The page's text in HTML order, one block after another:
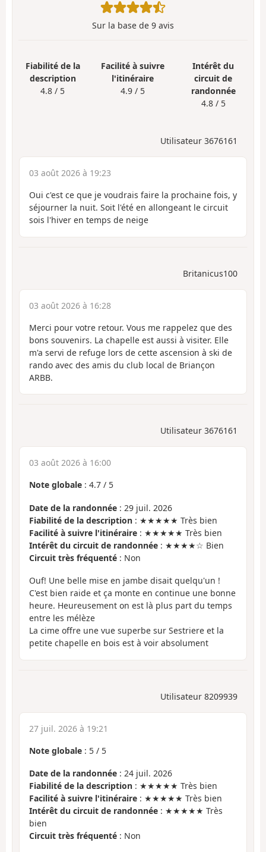
Sur la base de 9 avis
Fiabilité de la
description
4.8 / 5
Facilité à suivre
l'itinéraire
4.9 / 5
Intérêt du
circuit de
randonnée
4.8 / 5
Utilisateur 3676161
03 août 2026 à 19:23
Oui c'est ce que je voudrais faire la prochaine fois, y
séjourner la nuit. Soit l'été en allongeant le circuit
sois l'hiver en temps de neige
Britanicus100
03 août 2026 à 16:28
Merci pour votre retour. Vous me rappelez que des
bons souvenirs. La chapelle est aussi à visiter. Elle
m'a servi de refuge lors de cette ascension à ski de
rando avec des amis du club local de Briançon
ARBB.
Utilisateur 3676161
03 août 2026 à 16:00
Note globale : 4.7 / 5
Date de la randonnée : 29 juil. 2026
Fiabilité de la description : ★★★★★ Très bien
Facilité à suivre l'itinéraire : ★★★★★ Très bien
Intérêt du circuit de randonnée : ★★★★☆ Bien
Circuit très fréquenté : Non
Ouf! Une belle mise en jambe disait quelqu'un !
C'est bien raide et ça monte en continue une bonne
heure. Heureusement on est là plus part du temps
entre les mélèze
La cime offre une vue superbe sur Sestriere et la
petite chapelle en bois est à voir absolument
Utilisateur 8209939
27 juil. 2026 à 19:21
Note globale : 5 / 5
Date de la randonnée : 24 juil. 2026
Fiabilité de la description : ★★★★★ Très bien
Facilité à suivre l'itinéraire : ★★★★★ Très bien
Intérêt du circuit de randonnée : ★★★★★ Très
bien
Circuit très fréquenté : Non